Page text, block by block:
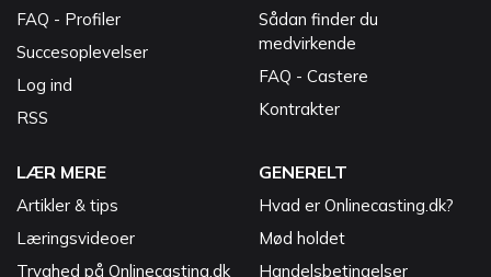
FAQ - Profiler
Succesoplevelser
Log ind
RSS
Sådan finder du
medvirkende
FAQ - Castere
Kontrakter
LÆR MERE
Artikler & tips
Læringsvideoer
Tryghed på Onlinecasting.dk
GENERELT
Hvad er Onlinecasting.dk?
Mød holdet
Handelsbetingelser